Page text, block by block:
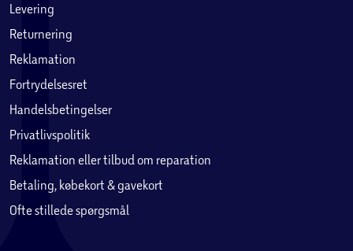
Levering
Returnering
Reklamation
Fortrydelsesret
Handelsbetingelser
Privatlivspolitik
Reklamation eller tilbud om reparation
Betaling, købekort & gavekort
Ofte stillede spørgsmål